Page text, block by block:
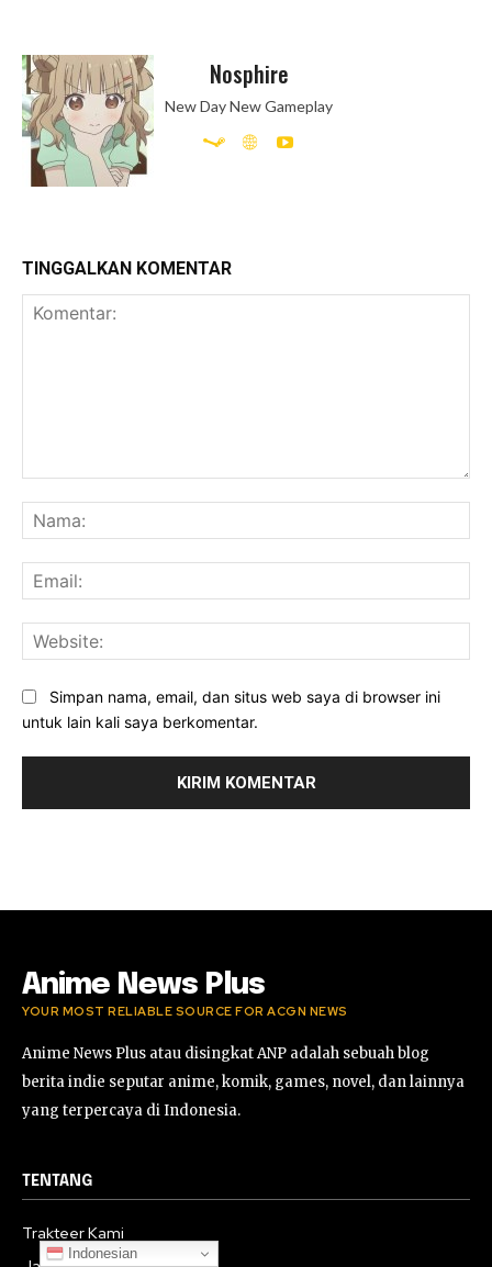
Nosphire
New Day New Gameplay
TINGGALKAN KOMENTAR
Simpan nama, email, dan situs web saya di browser ini
untuk lain kali saya berkomentar.
Anime News Plus
YOUR MOST RELIABLE SOURCE FOR ACGN NEWS
Anime News Plus atau disingkat ANP adalah sebuah blog
berita indie seputar anime, komik, games, novel, dan lainnya
yang terpercaya di Indonesia.
TENTANG
Trakteer Kami
Indonesian